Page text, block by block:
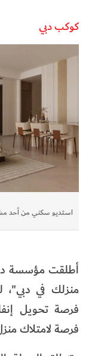
كوكب دبي
استديو سكني من أحد
أطلقت مؤسسة
منزلك في دبي"،
فرصة تحويل
فرصة لامتلاك